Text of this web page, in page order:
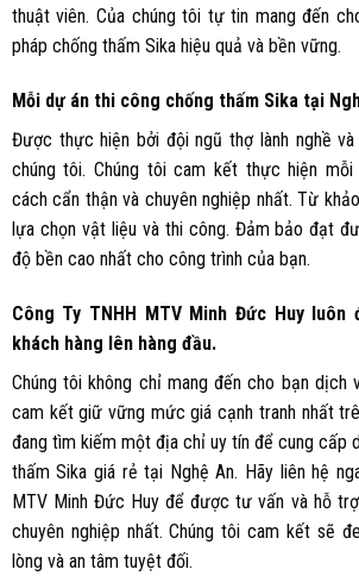
thuật viên. Của chúng tôi tự tin mang đến
pháp chống thấm Sika hiệu quả và bền vững.
Mỗi dự án thi công chống thấm Sika tại
Được thực hiện bởi đội ngũ thợ lành nghề và
chúng tôi. Chúng tôi cam kết thực hiện
cách cẩn thận và chuyên nghiệp nhất. Từ
lựa chọn vật liệu và thi công. Đảm bảo đạt
độ bền cao nhất cho công trình của bạn.
Công Ty TNHH MTV Minh Đức Huy
khách hàng lên hàng đầu.
Chúng tôi không chỉ mang đến cho bạn dịch
cam kết giữ vững mức giá cạnh tranh nhất
đang tìm kiếm một địa chỉ uy tín để cung cấp
thấm Sika giá rẻ tại Nghệ An. Hãy liên hệ
MTV Minh Đức Huy để được tư vấn và hỗ
chuyên nghiệp nhất. Chúng tôi cam kết sẽ
lòng và an tâm tuyệt đối.